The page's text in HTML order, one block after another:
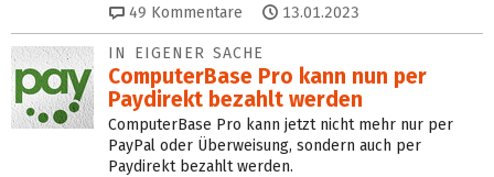
49 Kommentare 13.01.2023
IN EIGENER SACHE
ComputerBase Pro kann nun per
Paydirekt bezahlt werden
ComputerBase Pro kann jetzt nicht mehr nur per
PayPal oder Überweisung, sondern auch per
Paydirekt bezahlt werden.